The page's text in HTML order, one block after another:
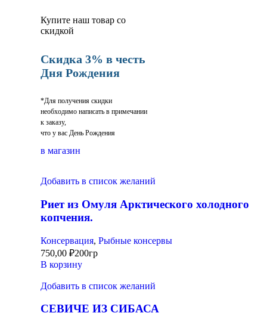
Купите наш товар со
скидкой
Скидка 3% в честь
Дня Рождения
*Для получения скидки
необходимо написать в примечании
к заказу,
что у вас День Рождения
в магазин
Добавить в список желаний
Риет из Омуля Арктического холодного
копчения.
Консервация, Рыбные консервы
750,00 ₽200гр
В корзину
Добавить в список желаний
СЕВИЧЕ ИЗ СИБАСА